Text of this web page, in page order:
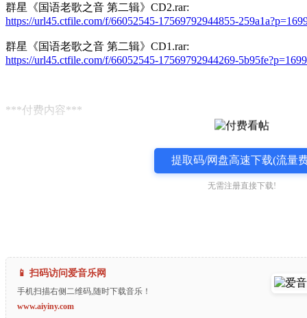
群星《国语老歌之音 第二辑》CD2.rar:
https://url45.ctfile.com/f/66052545-17569792944855-
群星《国语老歌之音 第二辑》CD1.rar:
https://url45.ctfile.com/f/66052545-17569792944269-5b95fe?p=1699
***付费内容***
提取码/网盘高速下载(流量
无需注册直接下载!
📱 扫码访问爱音乐网
手机扫描右侧二维码,随时下载音乐！
www.aiyiny.com